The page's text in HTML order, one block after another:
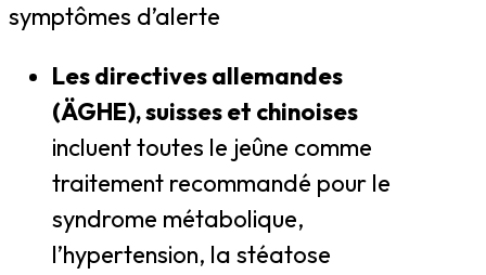
symptômes d’alerte
Les directives allemandes
(ÄGHE), suisses et chinoises
incluent toutes le jeûne comme
traitement recommandé pour le
syndrome métabolique,
l’hypertension, la stéatose